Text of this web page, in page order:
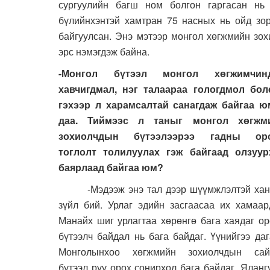
сургуулийн багш ном болгон гаргасан
бүлийнхэнтэй хамтран 75 насных нь ойд
байгуулсан. Энэ мэтээр монгол хөгжмийн
эрс нэмэгдэж байна.
-Монгол бүтээл монгол
хавчигдмал, нэг талаараа гологдмол
гэхээр л харамсалтай санагдаж байгаа
даа. Тиймээс л таныг монгол
зохиолчдын бүтээлээрээ гадны
тоглолт толилуулах гэж байгаад
баярлаад байгаа юм?
-Мэдээж энэ тал дээр шүүмжлэлтэй
зүйл бий. Урлаг эдийн засгаасаа их
Манайх шиг урлагтаа хөрөнгө бага хаядаг
бүтээлч байдал нь бага байдаг. Үүнийгээ
Монголынхоо хөгжмийн зохиолчдын
бүтээл рүү орох сонирхол бага байдаг.